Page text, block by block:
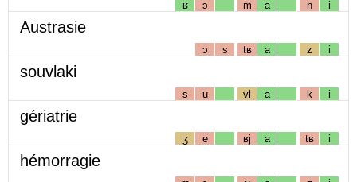
ʁ ɔ m a n i
Austrasie
ɔ s tʁ a z i
souvlaki
s u vl a k i
gériatrie
ʒ e ʁj a tʁ i
hémorragie